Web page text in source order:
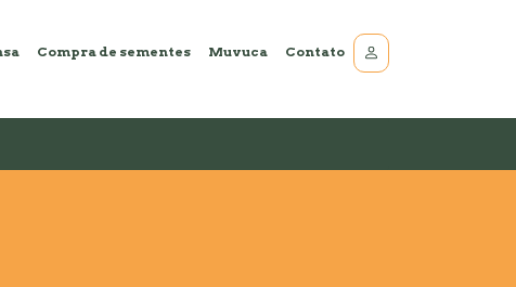
Compra de sementes Muvuca Contato